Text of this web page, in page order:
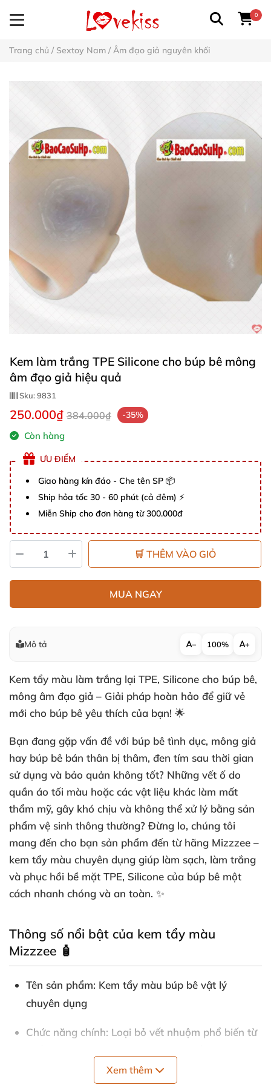
0
Trang chủ / Sextoy Nam / Âm đạo giả nguyên khối
Kem làm trắng TPE Silicone cho búp bê mông
âm đạo giả hiệu quả
Sku:9831
250.000₫ 384.000₫ -35%
Còn hàng
ƯU ĐIỂM
Giao hàng kín đáo - Che tên SP 📦
Ship hỏa tốc 30 - 60 phút (cả đêm) ⚡
Miễn Ship cho đơn hàng từ 300.000đ
🛒 THÊM VÀO GIỎ
MUA NGAY
Mô tả − 100% +
Kem tẩy màu làm trắng lại TPE, Silicone cho búp bê,
mông âm đạo giả – Giải pháp hoàn hảo để giữ vẻ
mới cho búp bê yêu thích của bạn! 🌟
Bạn đang gặp vấn đề với búp bê tình dục, mông giả
hay búp bê bán thân bị thâm, đen tím sau thời gian
sử dụng và bảo quản không tốt? Những vết ố do
quần áo tối màu hoặc các vật liệu khác làm mất
thẩm mỹ, gây khó chịu và không thể xử lý bằng sản
phẩm vệ sinh thông thường? Đừng lo, chúng tôi
mang đến cho bạn sản phẩm đến từ hãng Mizzzee –
kem tẩy màu chuyên dụng giúp làm sạch, làm trắng
và phục hồi bề mặt TPE, Silicone của búp bê một
cách nhanh chóng và an toàn. ✨
Thông số nổi bật của kem tẩy màu
Mizzzee 🧴
Tên sản phẩm: Kem tẩy màu búp bê vật lý
chuyên dụng
Chức năng chính: Loại bỏ vết nhuộm phổ biến từ
trên bề mặt TPE, Silicone.
Xem thêm